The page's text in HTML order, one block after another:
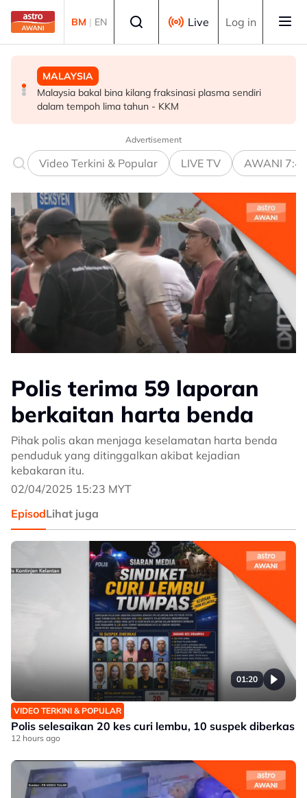
Skip to main content
BM | EN Live Log in
MALAYSIA
Malaysia bakal bina kilang fraksinasi plasma sendiri
dalam tempoh lima tahun - KKM
MALAYSIA
Rundingan import udang Thailand dijangka selesai
pertengahan bulan ini - Mohamad
POLITIK
PRN Melaka: BN terbuka untuk berunding, tukar kerusi -
Ahmad Zahid
Advertisement
Video Terkini & Popular LIVE TV AWANI
Polis terima 59 laporan
berkaitan harta benda
Pihak polis akan menjaga keselamatan harta benda
penduduk yang ditinggalkan akibat kejadian
kebakaran itu.
02/04/2025 15:23 MYT
EpisodLihat juga
01:20
VIDEO TERKINI & POPULAR
Polis selesaikan 20 kes curi lembu, 10 suspek diberkas
12 hours ago